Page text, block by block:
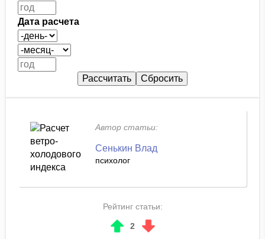
Дата расчета
Автор статьи:
Сенькин Влад
психолог
Рейтинг статьи:
2